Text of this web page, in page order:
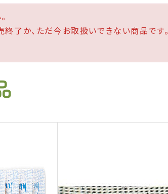
了か、ただ今お取扱いできない商品です。